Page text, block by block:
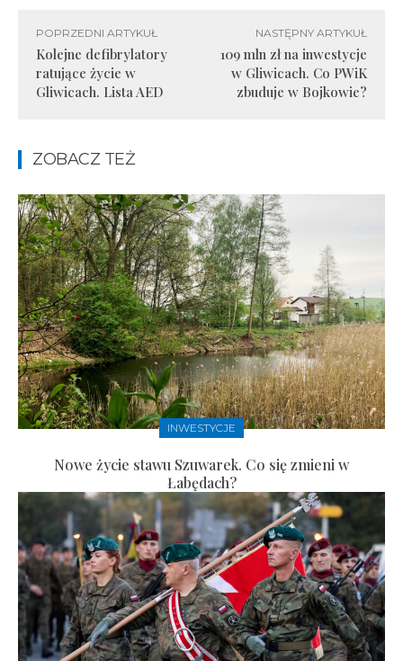
POPRZEDNI ARTYKUŁ
Kolejne defibrylatory
ratujące życie w
Gliwicach. Lista AED
NASTĘPNY ARTYKUŁ
109 mln zł na inwestycje
w Gliwicach. Co PWiK
zbuduje w Bojkowie?
ZOBACZ TEŻ
INWESTYCJE
Nowe życie stawu Szuwarek. Co się zmieni w
Łabędach?